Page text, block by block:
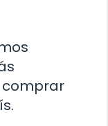
comprar